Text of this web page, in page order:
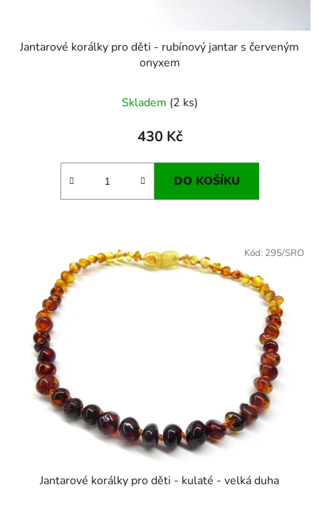
Jantarové korálky pro děti - rubínový jantar s červeným
onyxem
Skladem (2 ks)
430 Kč
DO KOŠÍKU
Jantarové korálky pro děti - kulaté - velká duha
Kód: 295/SRO